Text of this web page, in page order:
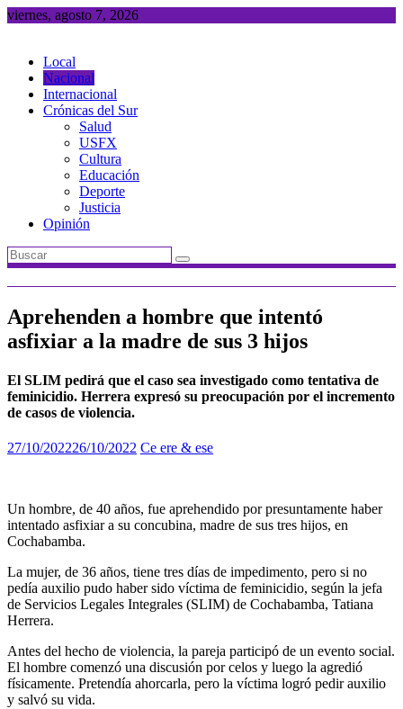
Saltar
viernes, agosto 7, 2026
Local
Nacional
Internacional
Crónicas del Sur
Salud
USFX
Cultura
Educación
Deporte
Justicia
Opinión
Aprehenden a hombre que intentó
asfixiar a la madre de sus 3 hijos
El SLIM pedirá que el caso sea investigado como tentativa de
feminicidio. Herrera expresó su preocupación por el incremento
de casos de violencia.
27/10/202226/10/2022 Ce ere & ese
Un hombre, de 40 años, fue aprehendido por presuntamente haber
intentado asfixiar a su concubina, madre de sus tres hijos, en
Cochabamba.
La mujer, de 36 años, tiene tres días de impedimento, pero si no
pedía auxilio pudo haber sido víctima de feminicidio, según la jefa
de Servicios Legales Integrales (SLIM) de Cochabamba, Tatiana
Herrera.
Antes del hecho de violencia, la pareja participó de un evento social.
El hombre comenzó una discusión por celos y luego la agredió
físicamente. Pretendía ahorcarla, pero la víctima logró pedir auxilio
y salvó su vida.